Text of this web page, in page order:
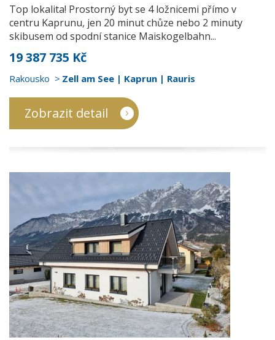
Top lokalita! Prostorný byt se 4 ložnicemi přímo v
centru Kaprunu, jen 20 minut chůze nebo 2 minuty
skibusem od spodní stanice Maiskogelbahn...
19 387 735 Kč
Rakousko Zell am See | Kaprun | Rauris
Zobrazit detail